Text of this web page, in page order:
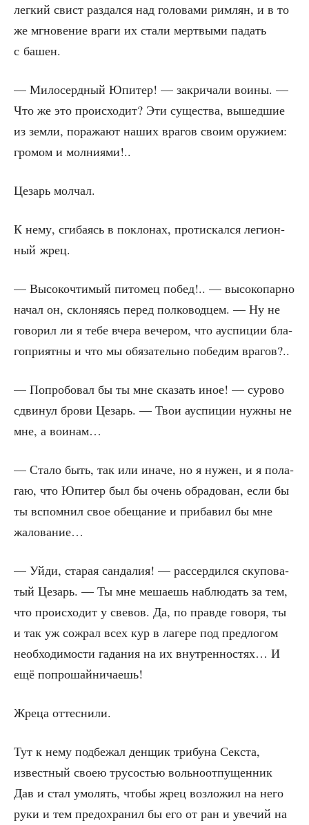
лег­кий свист раз­дал­ся над голо­ва­ми рим­лян, и в то
же мгно­ве­ние вра­ги их ста­ли мерт­вы­ми падать
с башен.
— Мило­серд­ный Юпи­тер! — закри­ча­ли вои­ны. —
Что же это про­ис­хо­дит? Эти суще­ства, вышед­шие
из зем­ли, пора­жа­ют наших вра­гов сво­им ору­жи­ем:
гро­мом и молниями!..
Цезарь мол­чал.
К нему, сги­ба­ясь в покло­нах, про­тис­кал­ся леги­он­
ный жрец.
— Высо­ко­чти­мый пито­мец побед!.. — высо­ко­пар­но
начал он, скло­ня­ясь перед пол­ко­вод­цем. — Ну не
гово­рил ли я тебе вче­ра вече­ром, что ауспи­ции бла­
го­при­ят­ны и что мы обя­за­тель­но побе­дим врагов?..
— Попро­бо­вал бы ты мне ска­зать иное! — суро­во
сдви­нул бро­ви Цезарь. — Твои ауспи­ции нуж­ны не
мне, а воинам…
— Ста­ло быть, так или ина­че, но я нужен, и я пола­
гаю, что Юпи­тер был бы очень обра­до­ван, если бы
ты вспом­нил свое обе­ща­ние и при­ба­вил бы мне
жалование…
— Уйди, ста­рая сан­да­лия! — рас­сер­дил­ся ску­по­ва­
тый Цезарь. — Ты мне меша­ешь наблю­дать за тем,
что про­ис­хо­дит у све­вов. Да, по прав­де гово­ря, ты
и так уж сожрал всех кур в лаге­ре под пред­ло­гом
необ­хо­ди­мо­сти гада­ния на их внут­рен­но­стях… И
ещё попрошайничаешь!
Жре­ца оттеснили.
Тут к нему под­бе­жал ден­щик три­бу­на Сек­ста,
извест­ный сво­ею тру­со­стью воль­но­от­пу­щен­ник
Дав и стал умо­лять, что­бы жрец воз­ло­жил на него
руки и тем предо­хра­нил бы его от ран и уве­чий на